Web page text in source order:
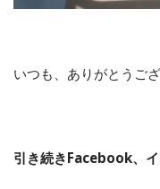
いつも、ありがとうご
引き続きFacebook、イ